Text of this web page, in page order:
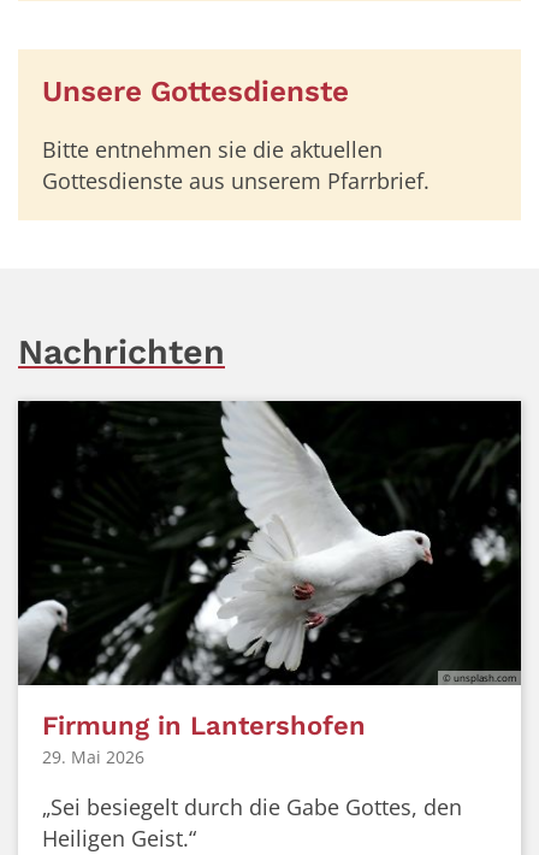
Unsere Gottesdienste
Bitte entnehmen sie die aktuellen
Gottesdienste aus unserem Pfarrbrief.
Nachrichten
© unsplash.com
Firmung in Lantershofen
29. Mai 2026
„Sei besiegelt durch die Gabe Gottes, den
Heiligen Geist.“